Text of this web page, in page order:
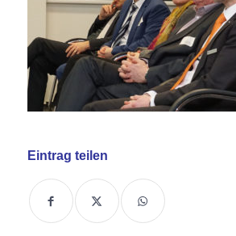
Eintrag teilen